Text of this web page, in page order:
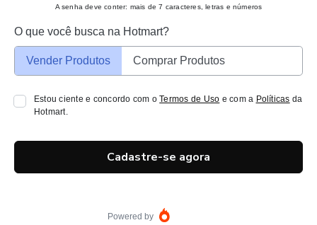
A senha deve conter: mais de 7 caracteres, letras e números
O que você busca na Hotmart?
Vender Produtos Comprar Produtos
Estou ciente e concordo com oTermos de Uso e com a Políticas da
Hotmart.
Cadastre-se agora
Powered by